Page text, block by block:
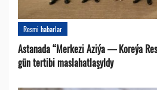
Resmi habarlar
Astanada “Merkezi Aziýa — Koreýa
gün tertibi maslahatlaşyldy